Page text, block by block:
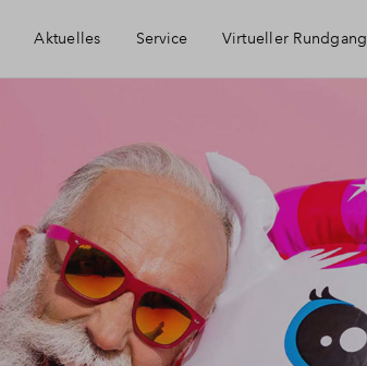
Aktuelles Service
Kontakt
Über BPD
Virtueller Rundgang